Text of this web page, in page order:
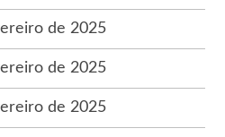
de 2025
de 2025
de 2025